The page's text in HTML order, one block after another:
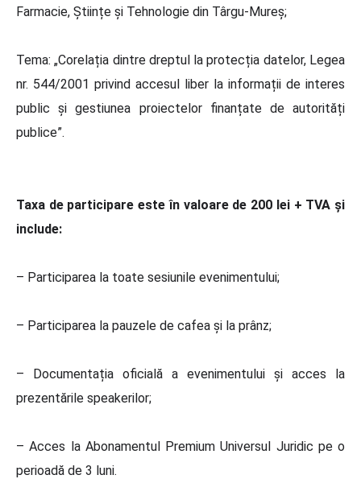
Farmacie, Științe și Tehnologie din Târgu-Mureș;
Tema: „Corelația dintre dreptul la protecția datelor, Legea
nr. 544/2001 privind accesul liber la informații de interes
public și gestiunea proiectelor finanțate de autorități
publice”.
Taxa de participare este în valoare de 200 lei + TVA și
include:
– Participarea la toate sesiunile evenimentului;
– Participarea la pauzele de cafea și la prânz;
– Documentația oficială a evenimentului și acces la
prezentările speakerilor;
– Acces la Abonamentul Premium Universul Juridic pe o
perioadă de 3 luni.